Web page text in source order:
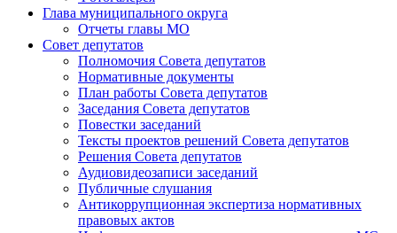
Глава муниципального округа
Отчеты главы МО
Совет депутатов
Полномочия Совета депутатов
Нормативные документы
План работы Совета депутатов
Заседания Cовета депутатов
Повестки заседаний
Тексты проектов решений Совета депутатов
Решения Совета депутатов
Аудиовидеозаписи заседаний
Публичные слушания
Антикоррупционная экспертиза нормативных
правовых актов